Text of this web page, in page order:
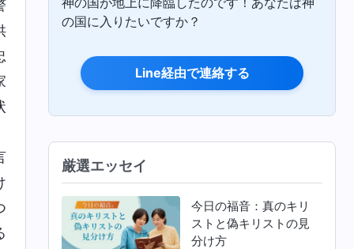
の国に入りたいですか？
Line経由で連絡する
厳選エッセイ
今日の福音：真のキリ
ストと偽キリストの見
分け方